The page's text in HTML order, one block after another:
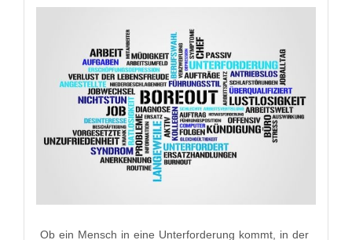
​ Ob ein Mensch in eine Unterforderung kommt, in der